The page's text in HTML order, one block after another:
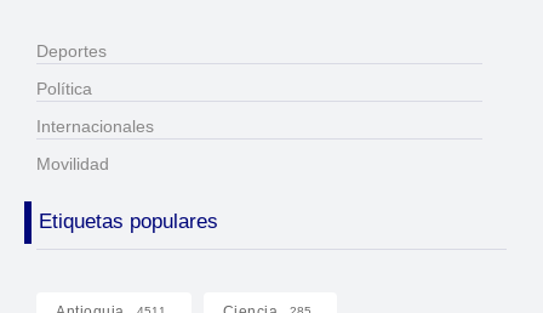
Deportes
Política
Internacionales
Movilidad
Etiquetas populares